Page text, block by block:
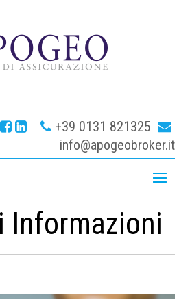
+39 0131 821325
info@apogeobroker.it
Informazioni